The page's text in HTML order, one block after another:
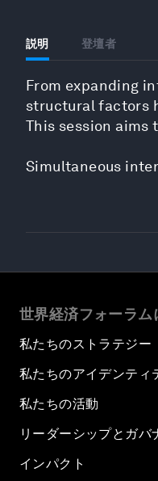
説明 登壇者
From expanding
structural factors
This session
Simultaneous
世界経済フォーラム
私たちのストラテジー
私たちのアイデンティ
私たちの活動
リーダーシップとガバ
インパクト